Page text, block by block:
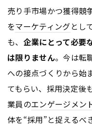
売り手市場かつ獲得競
をマーケティングとし
も、 企業にとって必要
は限りません。今は転
への接点づくりから始
てもらい、採用決定後
業員のエンゲージメン
体を“採用”と捉えるべ